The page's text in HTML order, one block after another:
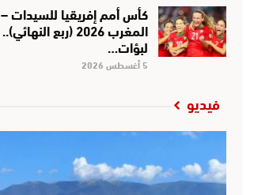
كأس أمم إفريقيا للسيدات –
المغرب 2026 (ربع النهائي)..
لبؤات…
5 أغسطس 2026
فيديو